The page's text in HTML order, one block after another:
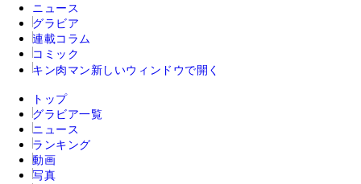
ニュース
グラビア
連載コラム
コミック
キン肉マン 新しいウィンドウで開く
トップ
グラビア一覧
ニュース
ランキング
動画
写真